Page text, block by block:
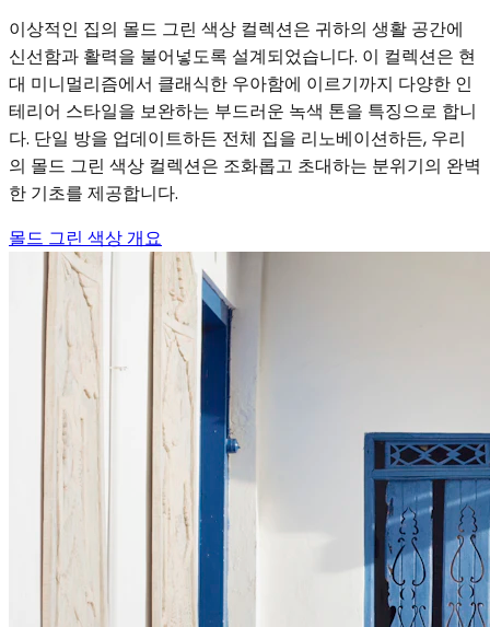
이상적인 집의 몰드 그린 색상 컬렉션은 귀하의 생활 공간에
신선함과 활력을 불어넣도록 설계되었습니다. 이 컬렉션은 현
대 미니멀리즘에서 클래식한 우아함에 이르기까지 다양한 인
테리어 스타일을 보완하는 부드러운 녹색 톤을 특징으로 합니
다. 단일 방을 업데이트하든 전체 집을 리노베이션하든, 우리
의 몰드 그린 색상 컬렉션은 조화롭고 초대하는 분위기의 완벽
한 기초를 제공합니다.
몰드 그린 색상 개요